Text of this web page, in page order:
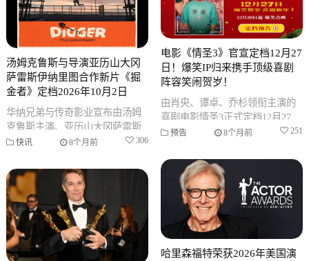
电影《情圣3》官宣定档12月27
日！爆笑IP归来携手顶级喜剧
阵容笑闹贺岁！
由肖央、谭卓、乔杉领衔主演的
喜剧电影情圣3正式定档12月27
日。影片讲述田绍基与邵美珍在
爆笑
预告 8个月前 251
汤姆克鲁斯与导演亚历山大冈
萨雷斯伊纳里图合作新片《掘
金者》定档2026年10月2日
华纳兄弟与传奇影业宣布由汤姆
克鲁斯主演、亚历山大冈萨雷斯
伊纳里图执导的新片定名为掘金
快讯 8个月前 306
哈里森福特荣获2026年美国演